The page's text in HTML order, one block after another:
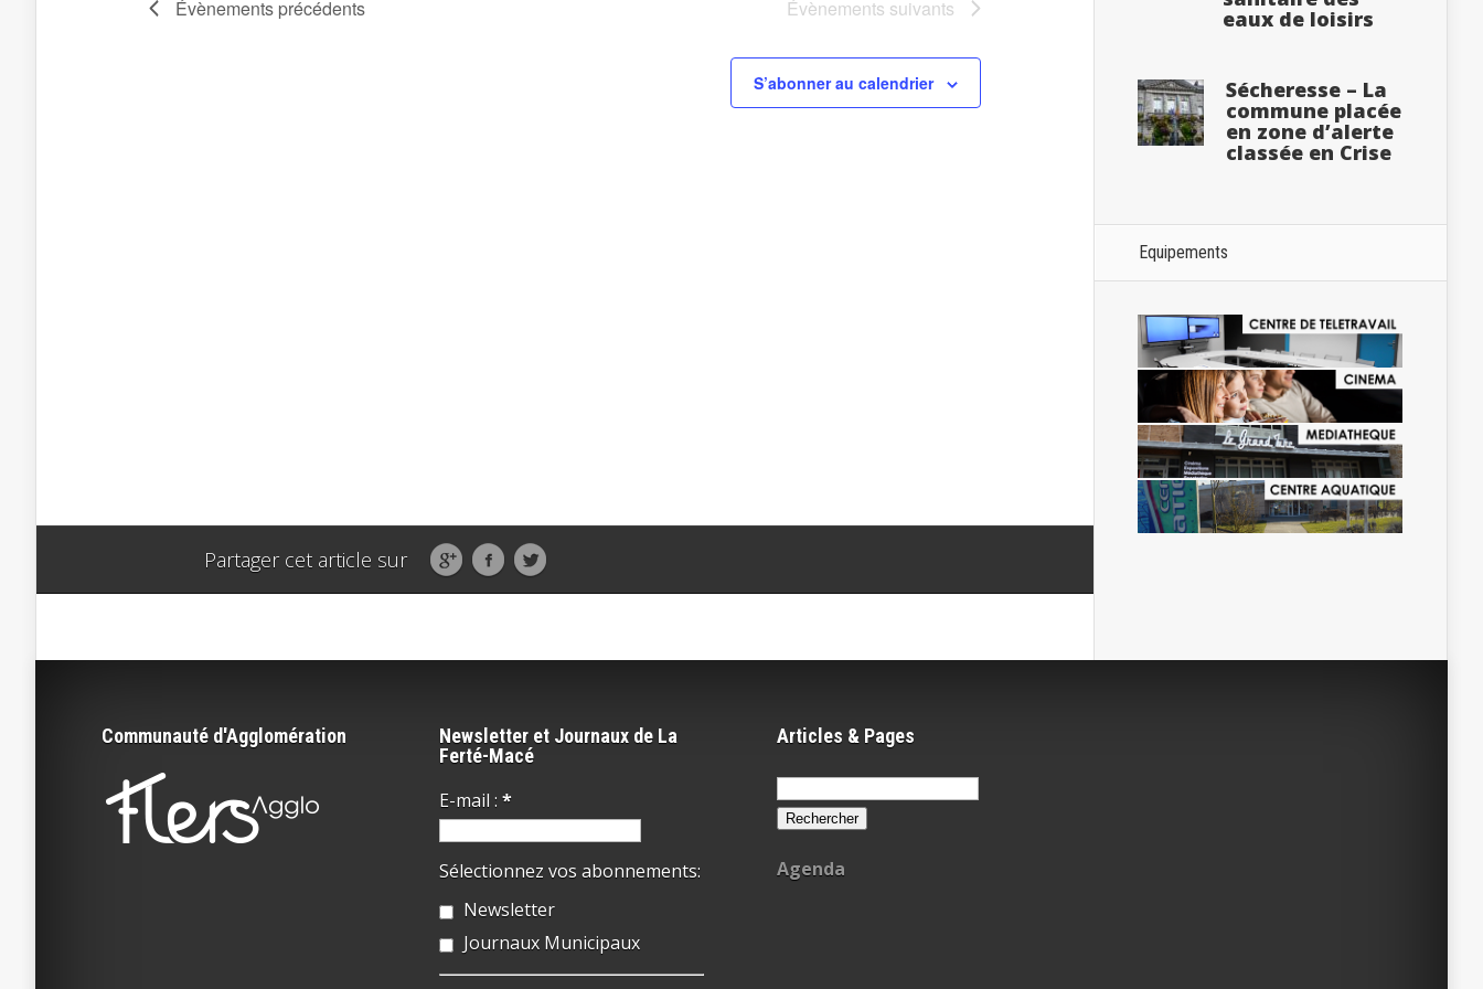
Évènements précédents Évènements suivants
S’abonner au calendrier
Partager cet article sur
eaux de loisirs
Sécheresse – La
commune placée
en zone d’alerte
classée en Crise
Equipements
Communauté d'Agglomération
Newsletter et Journaux de La
Ferté-Macé
E-mail : *
Sélectionnez vos abonnements:
Newsletter
Journaux Municipaux
Articles & Pages
Rechercher :
Agenda